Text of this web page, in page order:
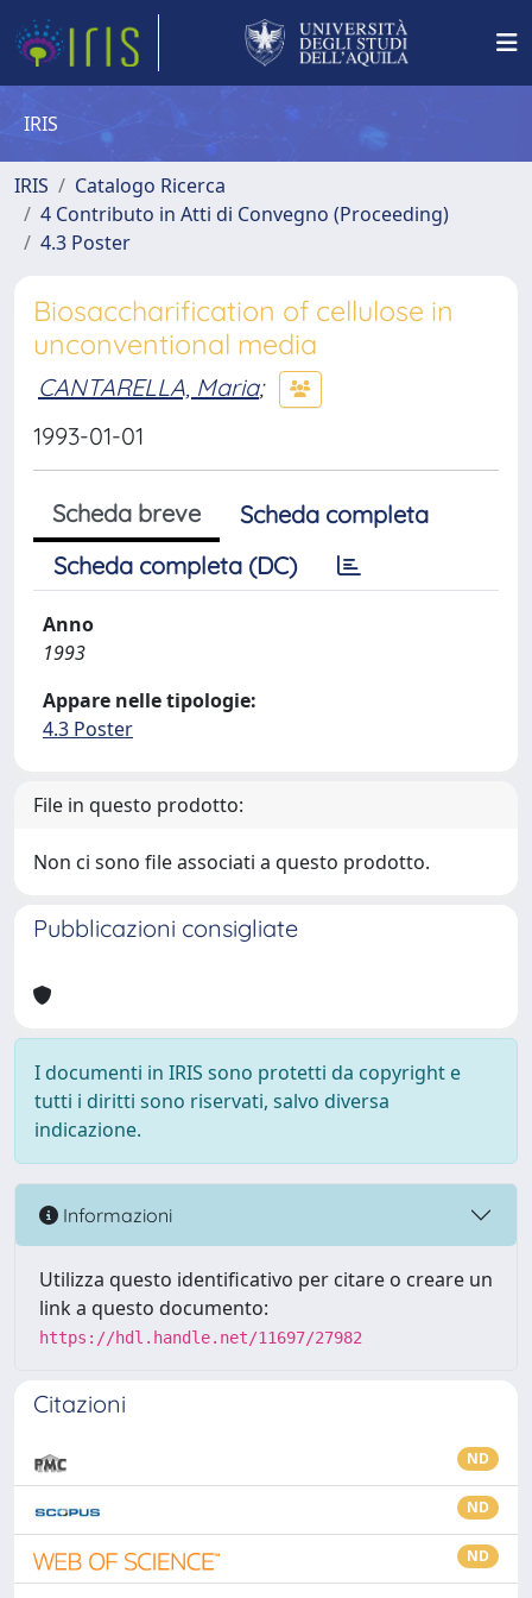
IRIS
IRIS
Catalogo Ricerca
4 Contributo in Atti di Convegno (Proceeding)
4.3 Poster
Biosaccharification of cellulose in
unconventional media
CANTARELLA, Maria;
1993-01-01
Scheda breve
Scheda completa
Scheda completa (DC)
Anno
1993
Appare nelle tipologie:
4.3 Poster
File in questo prodotto:
Non ci sono file associati a questo prodotto.
Pubblicazioni consigliate
I documenti in IRIS sono protetti da copyright e
tutti i diritti sono riservati, salvo diversa
indicazione.
Informazioni
Utilizza questo identificativo per citare o creare un
link a questo documento:
https://hdl.handle.net/11697/27982
Citazioni
ND
ND
ND